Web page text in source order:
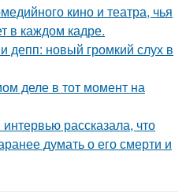
кино и театра, чья
в каждом кадре.
депп: новый громкий слух в
деле в тот момент на
рассказала, что
думать о его смерти и